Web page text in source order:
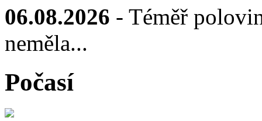
06.08.2026 - Téměř
neměla...
Počasí